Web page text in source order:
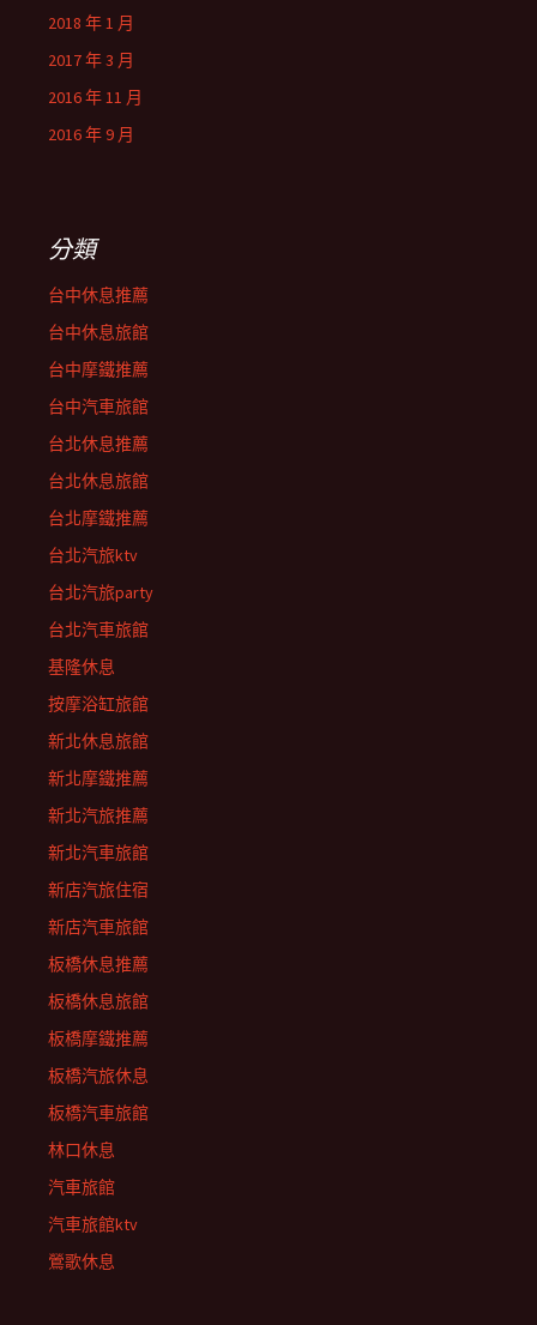
2018 年 1 月
2017 年 3 月
2016 年 11 月
2016 年 9 月
分類
台中休息推薦
台中休息旅館
台中摩鐵推薦
台中汽車旅館
台北休息推薦
台北休息旅館
台北摩鐵推薦
台北汽旅ktv
台北汽旅party
台北汽車旅館
基隆休息
按摩浴缸旅館
新北休息旅館
新北摩鐵推薦
新北汽旅推薦
新北汽車旅館
新店汽旅住宿
新店汽車旅館
板橋休息推薦
板橋休息旅館
板橋摩鐵推薦
板橋汽旅休息
板橋汽車旅館
林口休息
汽車旅館
汽車旅館ktv
鶯歌休息